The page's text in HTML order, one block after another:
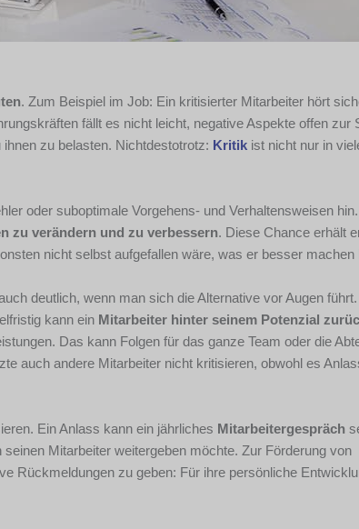
. Zum Beispiel im Job: Ein kritisierter Mitarbeiter hört
fällt es nicht leicht, negative Aspekte offen zur
zu belasten. Nichtdestotrotz: Kritik ist nicht nur in
oder suboptimale Vorgehens- und Verhaltensweisen hin.
zu verändern und zu verbessern. Diese Chance erhält
nicht selbst aufgefallen wäre, was er besser machen
deutlich, wenn man sich die Alternative vor Augen führt.
kann ein Mitarbeiter hinter seinem Potenzial
Das kann Folgen für das ganze Team oder die
auch andere Mitarbeiter nicht kritisieren, obwohl es
Ein Anlass kann ein jährliches Mitarbeitergespräch
Mitarbeiter weitergeben möchte. Zur Förderung von
Rückmeldungen zu geben: Für ihre persönliche